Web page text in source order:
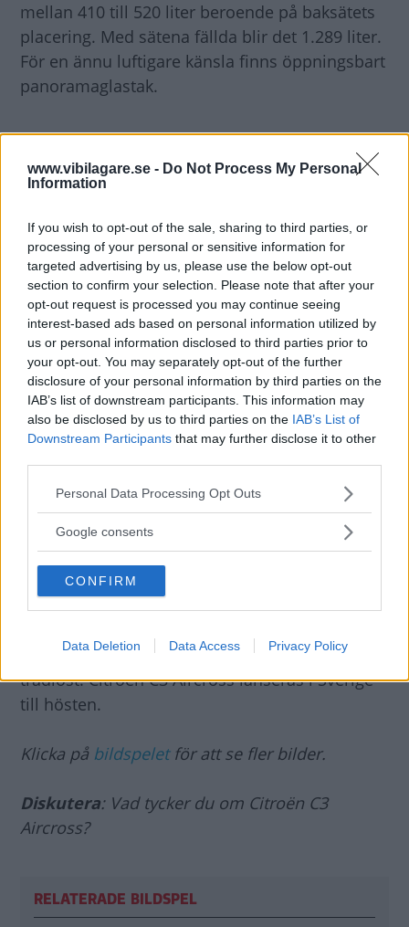
www.vibilagare.se - Do Not Process My Personal
Information
If you wish to opt-out of the sale, sharing to third parties, or
processing of your personal or sensitive information for
targeted advertising by us, please use the below opt-out
section to confirm your selection. Please note that after your
opt-out request is processed you may continue seeing
interest-based ads based on personal information utilized by
us or personal information disclosed to third parties prior to
your opt-out. You may separately opt-out of the further
disclosure of your personal information by third parties on the
IAB’s list of downstream participants. This information may
also be disclosed by us to third parties on the IAB’s List of
Downstream Participants that may further disclose it to other
Please note that this website/app uses one or more Google
not limited to your visit or usage behaviour. You may click to
use your data for below specified purposes in below Google
consent section.
Personal Data Processing Opt Outs
Google consents
CONFIRM
Data Deletion Data Access Privacy Policy
mellan 410 till 520 liter beroende på baksätets
placering. Med sätena fällda blir det 1.289 liter.
För en ännu luftigare känsla finns öppningsbart
panoramaglastak.
Instegsmotorn ärmanuellt växlade
bensinaren PureTech 82. Med samma
drivmedel finns också PureTech 110 med
är manuellt växlade BlueHDi 100 och BlueHDi
120. Terrängförmågan förstärks med Grip
Control och Hill Assist Descent-system. Det
finns autobroms, backkamera, trötthetsvarnare,
avåkningsvarnare och skyltavläsning.
Infotainmentsystemet sköts via en 7-tums
CarPlay och MirrorLink. Mobilen kan laddas
trådlöst. Citroën C3 Aircross lanseras i Sverige
till hösten.
Klicka på bildspeletför att se fler bilder.
Diskutera: Vad tycker du om Citroën C3
Aircross?
RELATERADE BILDSPEL